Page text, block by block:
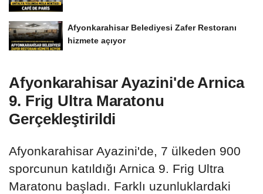
Afyonkarahisar Belediyesi Zafer Restoranı
hizmete açıyor
Afyonkarahisar Ayazini'de Arnica
9. Frig Ultra Maratonu
Gerçekleştirildi
Afyonkarahisar Ayazini'de, 7 ülkeden 900
sporcunun katıldığı Arnica 9. Frig Ultra
Maratonu başladı. Farklı uzunluklardaki